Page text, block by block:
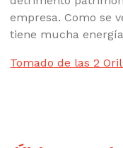
empresa. Como se
tiene mucha
Tomado de las 2